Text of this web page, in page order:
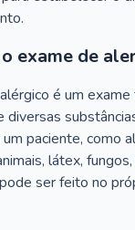
exame de
é um
diversas
paciente, como
látex,
ser feito no